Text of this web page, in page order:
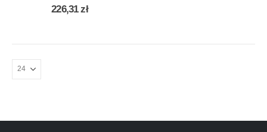
0out of 5
226,31zł